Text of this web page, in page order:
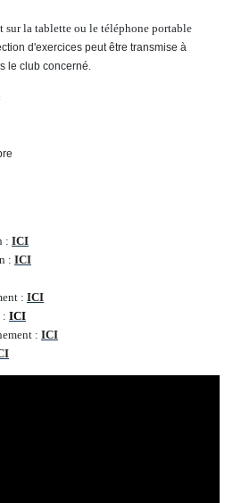
sur la tablette ou le téléphone portable
d'exercices peut être transmise à
le club concerné.
: ICI
: ICI
: ICI
: ICI
: ICI